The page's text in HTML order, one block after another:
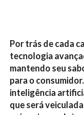
Por trás de cada
tecnologia
mantendo seu
para o
inteligência
que será